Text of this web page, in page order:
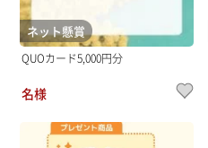
ネット懸賞
QUOカード5,000円分
名様